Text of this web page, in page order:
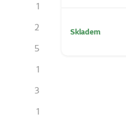
1
2
5
1
3
1
Skladem